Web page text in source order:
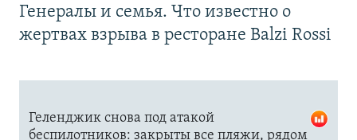
Генералы и семья. Что известно о
жертвах взрыва в ресторане Balzi Rossi